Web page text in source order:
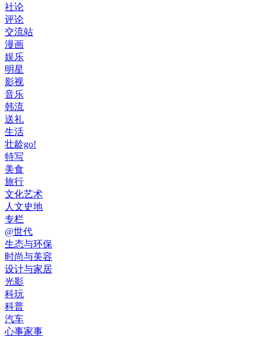
社论
评论
交流站
漫画
娱乐
明星
影视
音乐
韩流
送礼
生活
壮龄go!
特写
美食
旅行
文化艺术
人文史地
专栏
@世代
生态与环保
时尚与美容
设计与家居
光影
科玩
科普
汽车
心事家事